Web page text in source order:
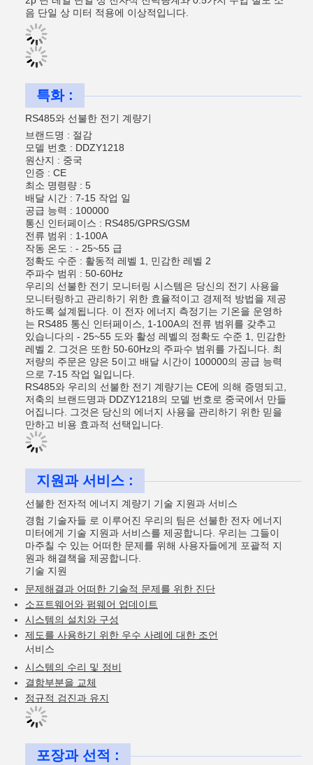
음 단일 상 미터 적용에 이상적입니다.
특화 :
RS485와 선불한 전기 계량기
브랜드명 : 절감
모델 번호 : DDZY1218
원산지 : 중국
인증 : CE
최소 명령량 : 5
배달 시간 : 7-15 작업 일
공급 능력 : 100000
통신 인터페이스 : RS485/GPRS/GSM
전류 범위 : 1-100A
작동 온도 : - 25~55 급
정확도 수준 : 활동적 레벨 1, 민감한 레벨 2
주파수 범위 : 50-60Hz
우리의 선불한 전기 모니터링 시스템은 당신의 전기 사용을
모니터링하고 관리하기 위한 효율적이고 경제적 방법을 제공
하도록 설계됩니다. 이 전자 에너지 측정기는 기온을 운영하
는 RS485 통신 인터페이스, 1-100A의 전류 범위를 갖추고
있습니다의 - 25~55 도와 활성 레벨의 정확도 수준 1, 민감한
레벨 2. 그것은 또한 50-60Hz의 주파수 범위를 가집니다. 최
저량의 주문은 양은 5이고 배달 시간이 100000의 공급 능력
으로 7-15 작업 일입니다.
RS485와 우리의 선불한 전기 계량기는 CE에 의해 증명되고,
저축의 브랜드명과 DDZY1218의 모델 번호로 중국에서 만들
어집니다. 그것은 당신의 에너지 사용을 관리하기 위한 믿을
만하고 비용 효과적 선택입니다.
지원과 서비스 :
선불한 전자적 에너지 계량기 기술 지원과 서비스
경험 기술자들 로 이루어진 우리의 팀은 선불한 전자 에너지
미터에게 기술 지원과 서비스를 제공합니다. 우리는 그들이
마주칠 수 있는 어떠한 문제를 위해 사용자들에게 포괄적 지
원과 해결책을 제공합니다.
기술 지원
문제해결과 어떠한 기술적 문제를 위한 진단
소프트웨어와 펌웨어 업데이트
시스템의 설치와 구성
제도를 사용하기 위한 우수 사례에 대한 조언
서비스
시스템의 수리 및 정비
결함부분을 교체
정규적 검진과 유지
포장과 선적 :